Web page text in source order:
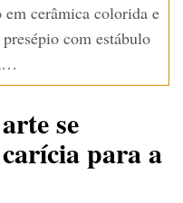
cerâmica colorida e
com estábulo
se
para a